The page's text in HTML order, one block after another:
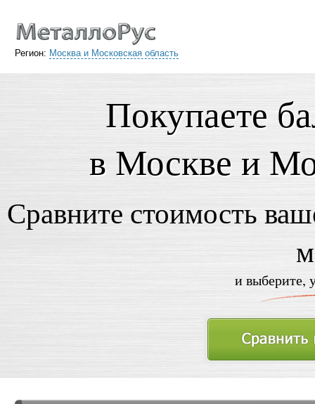
Регион: Москва и Московская область
Покупаете
в Москве и
Сравните стоимость
и выберите,